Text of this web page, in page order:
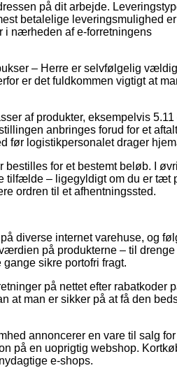
på dit arbejde.
betalelige leveringsmulighed er
i nærheden af e-forretningens
– Herre er selvfølgelig vældig
er det fuldkommen vigtigt at
af produkter, eksempelvis 5.11
anbringes forud for et
før logistikpersonalet drager
bestilles for et bestemt beløb. I
tilfælde – ligegyldigt om du er tæt
ordren til et afhentningssted.
diverse internet varehuse, og
på produkterne – til drenge
sikre portofri fragt.
på nettet efter rabatkoder
at man er sikker på at få den
annoncerer en vare til salg for
på en uoprigtig webshop.
e-shops.